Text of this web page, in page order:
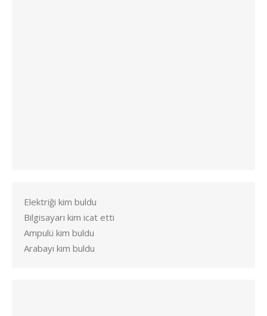
Elektriği kim buldu
Bilgisayarı kim icat etti
Ampulü kim buldu
Arabayı kim buldu